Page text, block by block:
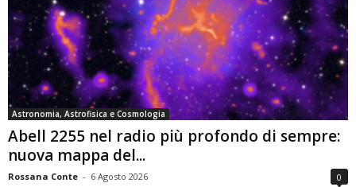
Astronomia, Astrofisica e Cosmologia
Abell 2255 nel radio più profondo di sempre:
nuova mappa del...
Rossana Conte - 6 Agosto 2026 0